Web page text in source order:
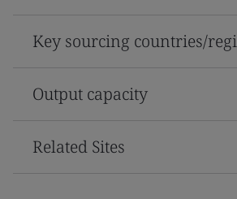
Key sourcing countries/
Output capacity
Related Sites